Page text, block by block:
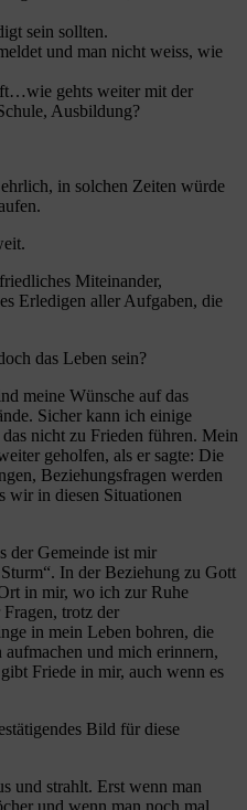
sein sollten.
und man nicht weiss, wie
gehts weiter mit der
Ausbildung?
in solchen Zeiten würde
Miteinander,
Erledigen aller Aufgaben, die
das Leben sein?
meine Wünsche auf das
Sicher kann ich einige
nicht zu Frieden führen. Mein
geholfen, als er sagte: Die
Beziehungsfragen werden
wir in diesen Situationen
der Gemeinde ist mir
In der Beziehung zu Gott
in mir, wo ich zur Ruhe
trotz der
in mein Leben bohren, die
und mich erinnern,
Friede in mir, auch wenn es
Bild für diese
und strahlt. Erst wenn man
und wenn man noch mal